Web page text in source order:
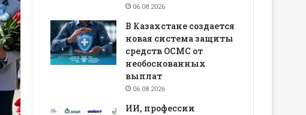
06.08.2026
В Казахстане создается
новая система защиты
средств ОСМС от
необоснованных
выплат
06.08.2026
ИИ, профессии